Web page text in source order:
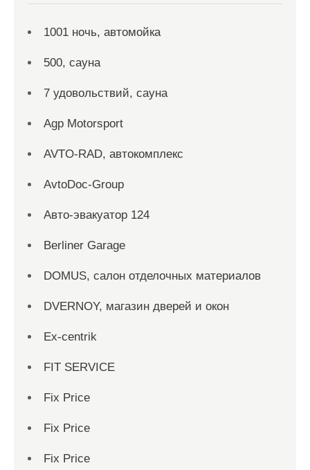
1001 ночь, автомойка
500, сауна
7 удовольствий, сауна
Agp Motorsport
AVTO-RAD, автокомплекс
AvtoDoc-Group
Aвто-эвакуатор 124
Berliner Garage
DOMUS, салон отделочных материалов
DVERNOY, магазин дверей и окон
Ex-centrik
FIT SERVICE
Fix Price
Fix Price
Fix Price